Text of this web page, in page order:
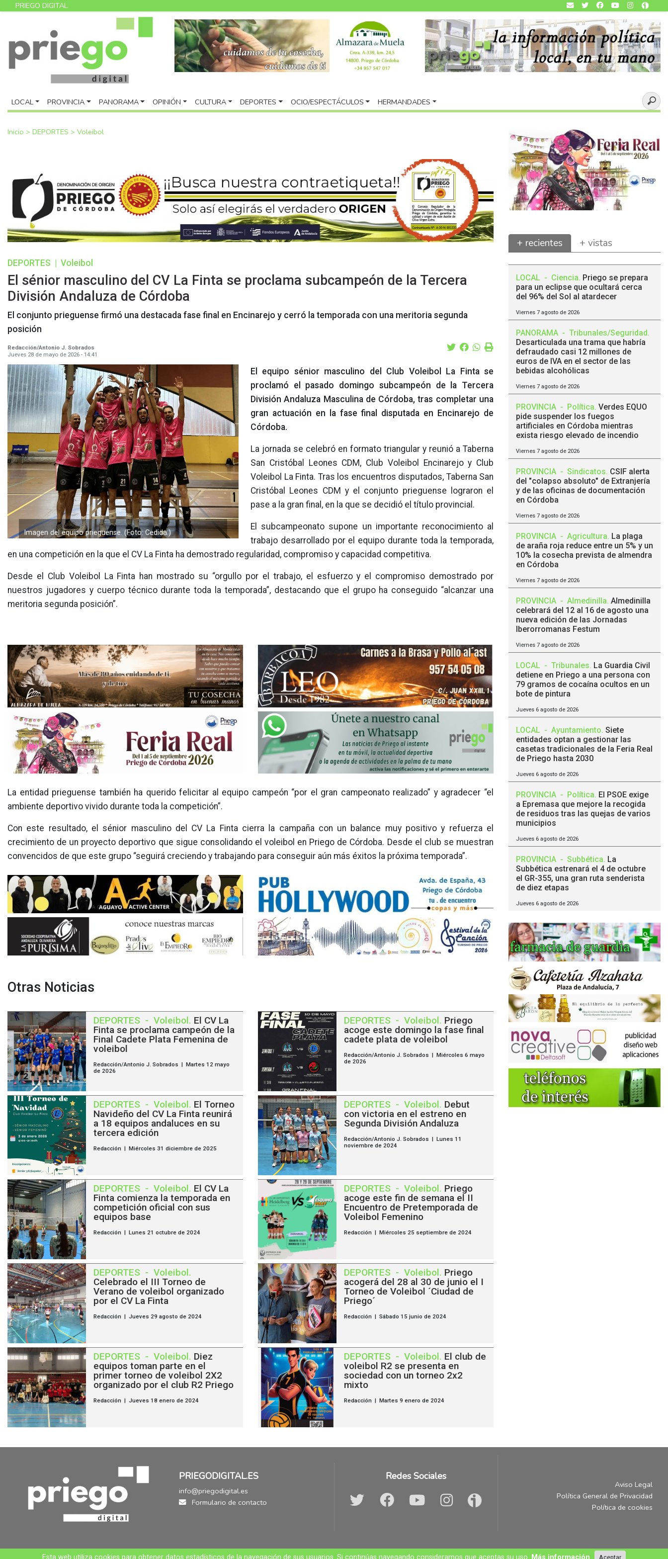
PRIEGO DIGITAL
LOCAL PROVINCIA PANORAMA OPINIÓN CULTURA DEPORTES OCIO/ESPECTÁCULOS HERMANDADES
Inicio > DEPORTES > Voleibol
DEPORTES Voleibol
El sénior masculino del CV La Finta se proclama subcampeón de la Tercera
División Andaluza de Córdoba
El conjunto prieguense firmó una destacada fase final en Encinarejo y cerró la temporada con una meritoria segunda
posición
Redacción/Antonio J. Sobrados
Jueves 28 de mayo de 2026 - 14:41
Imagen del equipo prieguense. (Foto: Cedida.)
El equipo sénior masculino del Club Voleibol La Finta se
proclamó el pasado domingo subcampeón de la Tercera
División Andaluza Masculina de Córdoba, tras completar una
gran actuación en la fase final disputada en Encinarejo de
Córdoba.
La jornada se celebró en formato triangular y reunió a Taberna
San Cristóbal Leones CDM, Club Voleibol Encinarejo y Club
Voleibol La Finta. Tras los encuentros disputados, Taberna San
Cristóbal Leones CDM y el conjunto prieguense lograron el
pase a la gran final, en la que se decidió el título provincial.
El subcampeonato supone un importante reconocimiento al
trabajo desarrollado por el equipo durante toda la temporada,
en una competición en la que el CV La Finta ha demostrado regularidad, compromiso y capacidad competitiva.
Desde el Club Voleibol La Finta han mostrado su “orgullo por el trabajo, el esfuerzo y el compromiso demostrado por
nuestros jugadores y cuerpo técnico durante toda la temporada”, destacando que el grupo ha conseguido “alcanzar una
meritoria segunda posición”.
La entidad prieguense también ha querido felicitar al equipo campeón “por el gran campeonato realizado” y agradecer “el
ambiente deportivo vivido durante toda la competición”.
Con este resultado, el sénior masculino del CV La Finta cierra la campaña con un balance muy positivo y refuerza el
crecimiento de un proyecto deportivo que sigue consolidando el voleibol en Priego de Córdoba. Desde el club se muestran
convencidos de que este grupo “seguirá creciendo y trabajando para conseguir aún más éxitos la próxima temporada”.
Otras Noticias
DEPORTES - Voleibol. El CV La
Finta se proclama campeón de la
Final Cadete Plata Femenina de
voleibol
Redacción/Antonio J. Sobrados | Martes 12 mayo
de 2026
DEPORTES - Voleibol. Priego
acoge este domingo la fase final
cadete plata de voleibol
Redacción/Antonio J. Sobrados | Miércoles 6 mayo
de 2026
DEPORTES - Voleibol. El Torneo
Navideño del CV La Finta reunirá
a 18 equipos andaluces en su
tercera edición
Redacción | Miércoles 31 diciembre de 2025
DEPORTES - Voleibol. Debut
con victoria en el estreno en
Segunda División Andaluza
Redacción/Antonio J. Sobrados | Lunes 11
noviembre de 2024
DEPORTES - Voleibol. El CV La
Finta comienza la temporada en
competición oficial con sus
equipos base
Redacción | Lunes 21 octubre de 2024
DEPORTES - Voleibol. Priego
acoge este fin de semana el II
Encuentro de Pretemporada de
Voleibol Femenino
Redacción | Miércoles 25 septiembre de 2024
DEPORTES - Voleibol.
Celebrado el III Torneo de
Verano de voleibol organizado
por el CV La Finta
Redacción | Jueves 29 agosto de 2024
DEPORTES - Voleibol. Priego
acogerá del 28 al 30 de junio el I
Torneo de Voleibol ´Ciudad de
Priego´
Redacción | Sábado 15 junio de 2024
DEPORTES - Voleibol. Diez
equipos toman parte en el
primer torneo de voleibol 2X2
organizado por el club R2 Priego
Redacción | Jueves 18 enero de 2024
DEPORTES - Voleibol. El club de
voleibol R2 se presenta en
sociedad con un torneo 2x2
mixto
Redacción | Martes 9 enero de 2024
+ recientes + vistas
LOCAL - Ciencia. Priego se prepara
para un eclipse que ocultará cerca
del 96% del Sol al atardecer
Viernes 7 agosto de 2026
PANORAMA - Tribunales/Seguridad.
Desarticulada una trama que habría
defraudado casi 12 millones de
euros de IVA en el sector de las
bebidas alcohólicas
Viernes 7 agosto de 2026
PROVINCIA - Política. Verdes EQUO
pide suspender los fuegos
artificiales en Córdoba mientras
exista riesgo elevado de incendio
Viernes 7 agosto de 2026
PROVINCIA - Sindicatos. CSIF alerta
del "colapso absoluto" de Extranjería
y de las oficinas de documentación
en Córdoba
Viernes 7 agosto de 2026
PROVINCIA - Agricultura. La plaga
de araña roja reduce entre un 5% y un
10% la cosecha prevista de almendra
en Córdoba
Viernes 7 agosto de 2026
PROVINCIA - Almedinilla. Almedinilla
celebrará del 12 al 16 de agosto una
nueva edición de las Jornadas
Iberorromanas Festum
Viernes 7 agosto de 2026
LOCAL - Tribunales. La Guardia Civil
detiene en Priego a una persona con
79 gramos de cocaína ocultos en un
bote de pintura
Jueves 6 agosto de 2026
LOCAL - Ayuntamiento. Siete
entidades optan a gestionar las
casetas tradicionales de la Feria Real
de Priego hasta 2030
Jueves 6 agosto de 2026
PROVINCIA - Política. El PSOE exige
a Epremasa que mejore la recogida
de residuos tras las quejas de varios
municipios
Jueves 6 agosto de 2026
PROVINCIA - Subbética. La
Subbética estrenará el 4 de octubre
el GR-355, una gran ruta senderista
de diez etapas
Jueves 6 agosto de 2026
PRIEGODIGITAL.ES
info@priegodigital.es
Formulario de contacto
Redes Sociales
Aviso Legal
Política General de Privacidad
Política de cookies
© A.R. Comunicación e Imagen C.B.
Esta web utiliza cookies para obtener datos estadísticos de la navegación de sus usuarios. Si continúas navegando consideramos que aceptas su uso. Más información Aceptar